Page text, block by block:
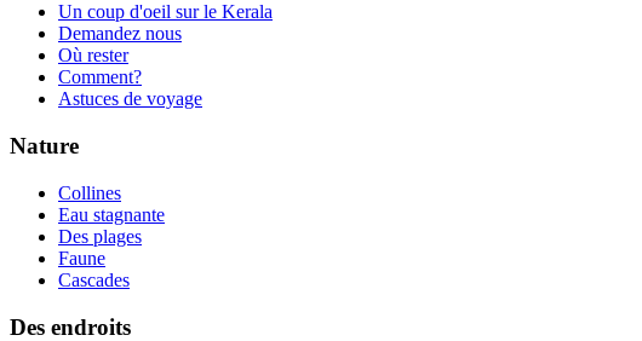
Un coup d'oeil sur le Kerala
Demandez nous
Où rester
Comment?
Astuces de voyage
Nature
Collines
Eau stagnante
Des plages
Faune
Cascades
Des endroits